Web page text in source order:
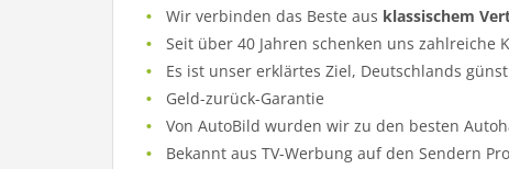
Wir verbinden das Beste aus klassischem
Seit über 40 Jahren schenken uns zahlreiche
Es ist unser erklärtes Ziel, Deutschlands
Geld-zurück-Garantie
Von AutoBild wurden wir zu den besten
Bekannt aus TV-Werbung auf den Sendern